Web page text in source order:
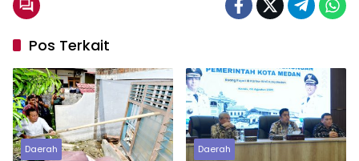
Pos Terkait
Daerah Daerah